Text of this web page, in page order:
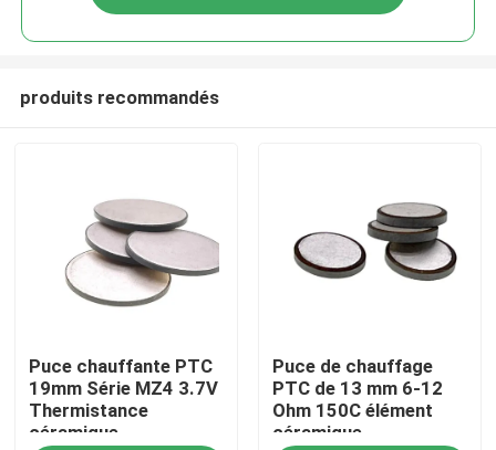
À la maison
produits recommandés
Puce chauffante PTC
19mm Série MZ4 3.7V
Thermistance
céramique
Puce de chauffage
PTC de 13 mm 6-12
Ohm 150C élément
céramique